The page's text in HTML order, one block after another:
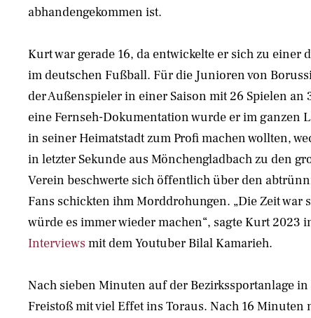
abhandengekommen ist.
Kurt war gerade 16, da entwickelte er sich zu einer
im deutschen Fußball. Für die Junioren von
der Außenspieler in einer Saison mit 26 Spielen
eine Fernseh-Dokumentation wurde er im ganzen
in seiner Heimatstadt zum Profi machen wollten,
in letzter Sekunde aus Mönchengladbach zu den
Verein beschwerte sich öffentlich über den
Fans schickten ihm Morddrohungen. „Die Zeit war
würde es immer wieder machen“, sagte Kurt 2023
Interviews mit dem Youtuber Bilal Kamarieh.
Nach sieben Minuten auf der Bezirkssportanlage
Freistoß mit viel Effet ins Toraus. Nach 16 Minuten